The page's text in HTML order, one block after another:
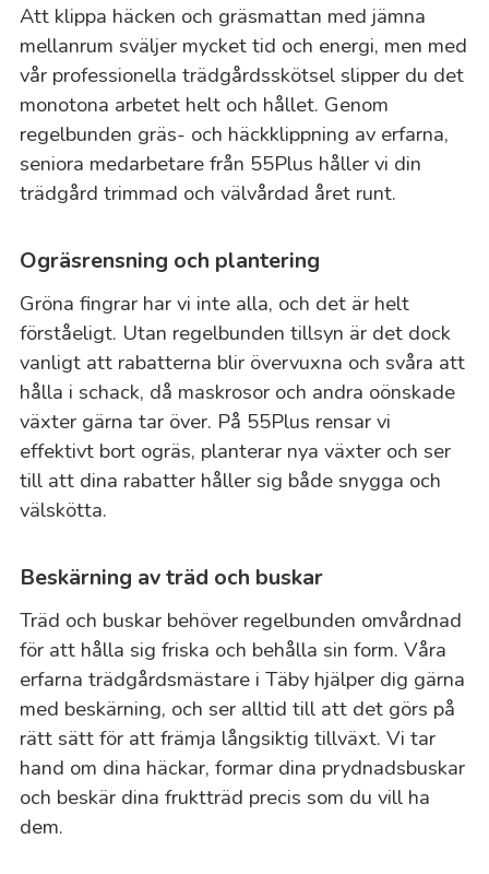
Att klippa häcken och gräsmattan med jämna
mellanrum sväljer mycket tid och energi, men med
vår professionella trädgårdsskötsel slipper du det
monotona arbetet helt och hållet. Genom
regelbunden gräs- och häckklippning av erfarna,
seniora medarbetare från 55Plus håller vi din
trädgård trimmad och välvårdad året runt.
Ogräsrensning och plantering
Gröna fingrar har vi inte alla, och det är helt
förståeligt. Utan regelbunden tillsyn är det dock
vanligt att rabatterna blir övervuxna och svåra att
hålla i schack, då maskrosor och andra oönskade
växter gärna tar över. På 55Plus rensar vi
effektivt bort ogräs, planterar nya växter och ser
till att dina rabatter håller sig både snygga och
välskötta.
Beskärning av träd och buskar
Träd och buskar behöver regelbunden omvårdnad
för att hålla sig friska och behålla sin form. Våra
erfarna trädgårdsmästare i Täby hjälper dig gärna
med beskärning, och ser alltid till att det görs på
rätt sätt för att främja långsiktig tillväxt. Vi tar
hand om dina häckar, formar dina prydnadsbuskar
och beskär dina fruktträd precis som du vill ha
dem.